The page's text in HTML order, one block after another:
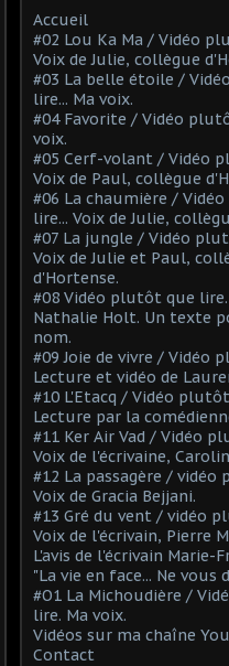
Accueil
#02 Lou Ka Ma / Vidéo
Voix de Julie, collègue
#03 La belle étoile /
lire... Ma voix.
#04 Favorite / Vidéo
voix.
#05 Cerf-volant / Vidéo
Voix de Paul, collègue
#06 La chaumière /
lire... Voix de Julie,
#07 La jungle / Vidéo
Voix de Julie et Paul,
d'Hortense.
#08 Vidéo plutôt que lire.
Nathalie Holt. Un texte
nom.
#09 Joie de vivre / Vidéo
Lecture et vidéo de
#10 L'Etacq / Vidéo
Lecture par la
#11 Ker Air Vad / Vidéo
Voix de l'écrivaine,
#12 La passagère /
Voix de Gracia Bejjani.
#13 Gré du vent / vidéo
Voix de l'écrivain, Pierre
L'avis de l'écrivain Marie-
"La vie en face... Ne vous
#O1 La Michoudière /
lire. Ma voix.
Vidéos sur ma chaîne
Contact